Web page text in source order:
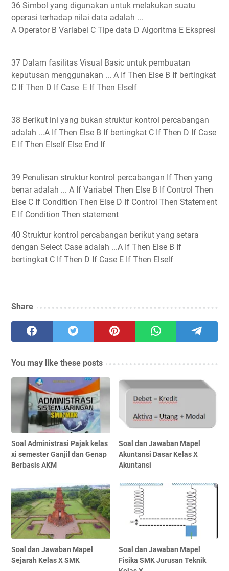
36 Simbol yang digunakan untuk melakukan suatu
operasi terhadap nilai data adalah ...
A Operator B Variabel C Tipe data D Algoritma E Ekspresi
37 Dalam fasilitas Visual Basic untuk pembuatan
keputusan menggunakan ... A If Then Else B If bertingkat
C If Then D If Case E If Then Elself
38 Berikut ini yang bukan struktur kontrol percabangan
adalah ...A If Then Else B If bertingkat C If Then D If Case
E If Then Elself Else End If
39 Penulisan struktur kontrol percabangan If Then yang
benar adalah ... A If Variabel Then Else B If Control Then
Else C If Condition Then Else D If Control Then Statement
E If Condition Then statement
40 Struktur kontrol percabangan berikut yang setara
dengan Select Case adalah ...A If Then Else B If
bertingkat C If Then D If Case E If Then Elself
Share
You may like these posts
Soal Administrasi Pajak kelas
xi semester Ganjil dan Genap
Berbasis AKM
Soal dan Jawaban Mapel
Akuntansi Dasar Kelas X
Akuntansi
Soal dan Jawaban Mapel
Sejarah Kelas X SMK
Soal dan Jawaban Mapel
Fisika SMK Jurusan Teknik